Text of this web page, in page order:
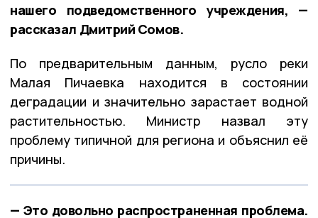
нашего подведомственного учреждения, —
рассказал Дмитрий Сомов.
По предварительным данным, русло реки
Малая Пичаевка находится в состоянии
деградации и значительно зарастает водной
растительностью. Министр назвал эту
проблему типичной для региона и объяснил её
причины.
— Это довольно распространенная проблема.